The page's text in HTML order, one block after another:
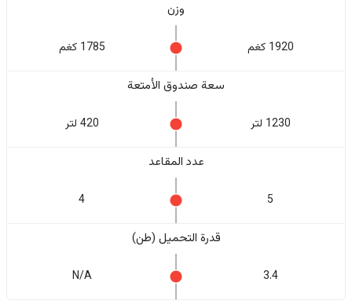
وزن
1920 كغم 1785 كغم
سعة صندوق الأمتعة
1230 لتر 420 لتر
عدد المقاعد
5
4
قدرة التحميل (طن)
3.4
N/A